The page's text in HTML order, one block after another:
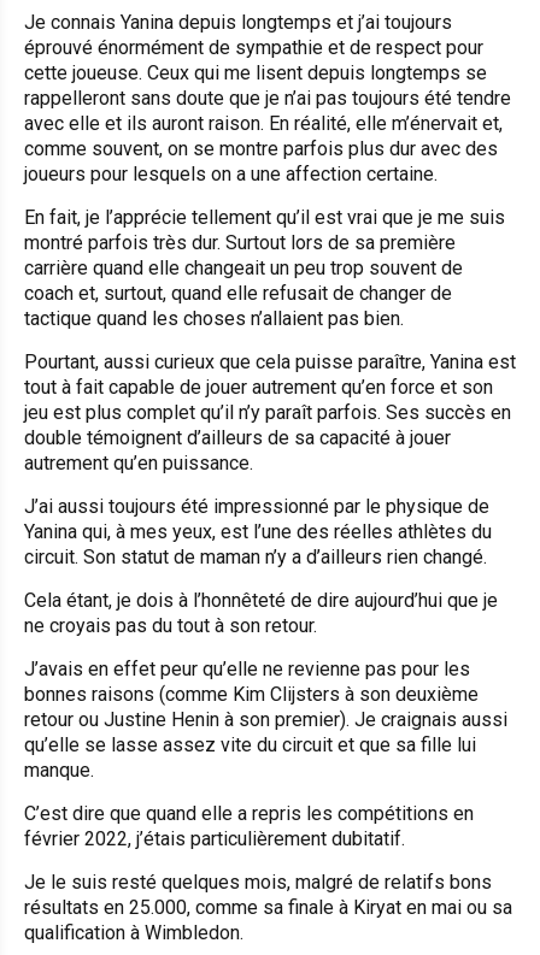
Je connais Yanina depuis longtemps et j’ai toujours
éprouvé énormément de sympathie et de respect pour
cette joueuse. Ceux qui me lisent depuis longtemps se
rappelleront sans doute que je n’ai pas toujours été tendre
avec elle et ils auront raison. En réalité, elle m’énervait et,
comme souvent, on se montre parfois plus dur avec des
joueurs pour lesquels on a une affection certaine.
En fait, je l’apprécie tellement qu’il est vrai que je me suis
montré parfois très dur. Surtout lors de sa première
carrière quand elle changeait un peu trop souvent de
coach et, surtout, quand elle refusait de changer de
tactique quand les choses n’allaient pas bien.
Pourtant, aussi curieux que cela puisse paraître, Yanina est
tout à fait capable de jouer autrement qu’en force et son
jeu est plus complet qu’il n’y paraît parfois. Ses succès en
double témoignent d’ailleurs de sa capacité à jouer
autrement qu’en puissance.
J’ai aussi toujours été impressionné par le physique de
Yanina qui, à mes yeux, est l’une des réelles athlètes du
circuit. Son statut de maman n’y a d’ailleurs rien changé.
Cela étant, je dois à l’honnêteté de dire aujourd’hui que je
ne croyais pas du tout à son retour.
J’avais en effet peur qu’elle ne revienne pas pour les
bonnes raisons (comme Kim Clijsters à son deuxième
retour ou Justine Henin à son premier). Je craignais aussi
qu’elle se lasse assez vite du circuit et que sa fille lui
manque.
C’est dire que quand elle a repris les compétitions en
février 2022, j’étais particulièrement dubitatif.
Je le suis resté quelques mois, malgré de relatifs bons
résultats en 25.000, comme sa finale à Kiryat en mai ou sa
qualification à Wimbledon.